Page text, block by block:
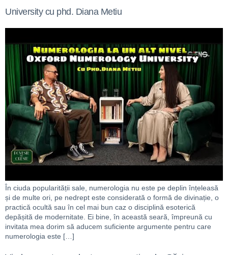
University cu phd. Diana Metiu
În ciuda popularității sale, numerologia nu este pe deplin înțeleasă
și de multe ori, pe nedrept este considerată o formă de divinație, o
practică ocultă sau în cel mai bun caz o disciplină esoterică
depășită de modernitate. Ei bine, în această seară, împreună cu
invitata mea dorim să aducem suficiente argumente pentru care
numerologia este […]